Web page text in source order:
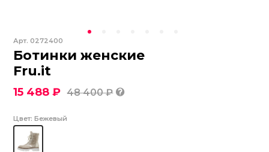
Арт.0272400
Ботинки женские
Fru.it
15 488 ₽ 48 400 ₽
Цвет: Бежевый